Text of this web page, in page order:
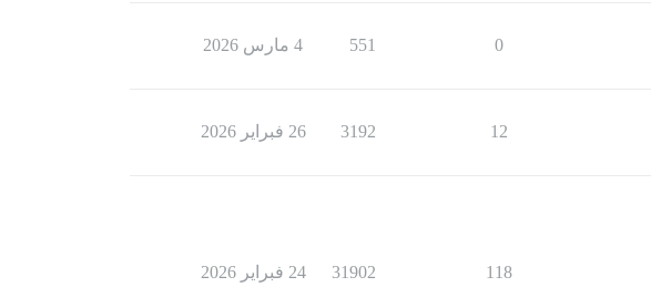
0
551 4 مارس 2026
12
3192 26 فبراير 2026
118
31902 24 فبراير 2026